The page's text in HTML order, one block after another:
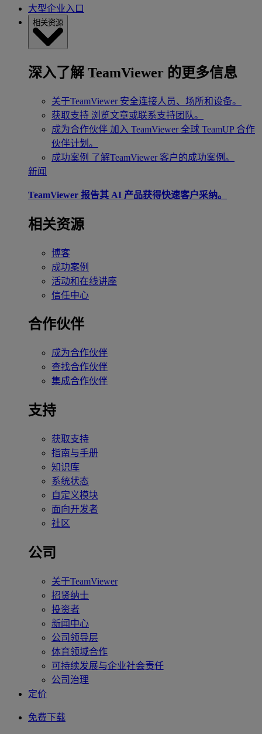
大型企业入口
相关资源
深入了解 TeamViewer 的更多信息
关于TeamViewer 安全连接人员、场所和设备。
获取支持 浏览文章或联系支持团队。
成为合作伙伴 加入 TeamViewer 全球 TeamUP 合作
伙伴计划。
成功案例 了解TeamViewer 客户的成功案例。
新闻
TeamViewer 报告其 AI 产品获得快速客户采纳。
相关资源
博客
成功案例
活动和在线讲座
信任中心
合作伙伴
成为合作伙伴
查找合作伙伴
集成合作伙伴
支持
获取支持
指南与手册
知识库
系统状态
自定义模块
面向开发者
社区
公司
关于TeamViewer
招贤纳士
投资者
新闻中心
公司领导层
体育领域合作
可持续发展与企业社会责任
公司治理
定价
免费下载